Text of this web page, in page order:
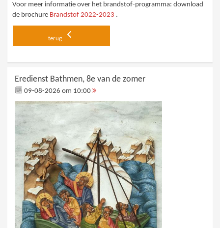
Voor meer informatie over het brandstof-programma: download
de brochure Brandstof 2022-2023 .
terug
Eredienst Bathmen, 8e van de zomer
09-08-2026 om 10:00